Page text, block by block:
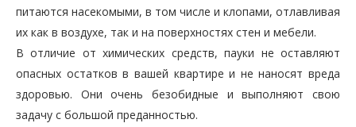
питаются насекомыми, в том числе и клопами, отлавливая
их как в воздухе, так и на поверхностях стен и мебели.
В отличие от химических средств, пауки не оставляют
опасных остатков в вашей квартире и не наносят вреда
здоровью. Они очень безобидные и выполняют свою
задачу с большой преданностью.